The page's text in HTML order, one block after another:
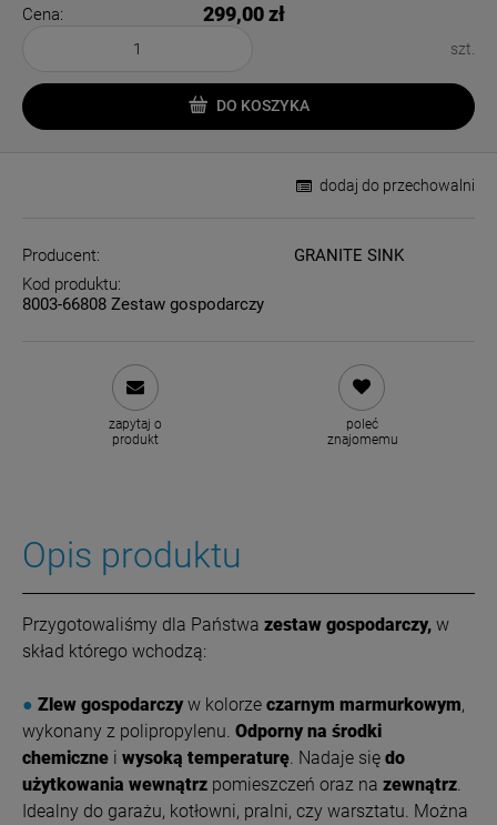
Cena: 299,00 zł
szt.
DO KOSZYKA
dodaj do przechowalni
Producent:
GRANITE SINK
Kod produktu:
8003-66808 Zestaw gospodarczy
zapytaj o
produkt
poleć
znajomemu
Opis produktu
Przygotowaliśmy dla Państwa zestaw gospodarczy, w
skład którego wchodzą:
● Zlew gospodarczy w kolorze czarnym marmurkowym,
wykonany z polipropylenu. Odporny na środki
chemiczne i wysoką temperaturę . Nadaje się do
użytkowania wewnątrz pomieszczeń oraz na zewnątrz
Idealny do garażu, kotłowni, pralni, czy warsztatu. Można